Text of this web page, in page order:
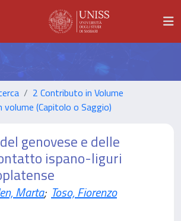
2 Contributo in Volume
volume (Capitolo o Saggio)
genovese e delle
ispano-liguri
Marta; Toso, Fiorenzo